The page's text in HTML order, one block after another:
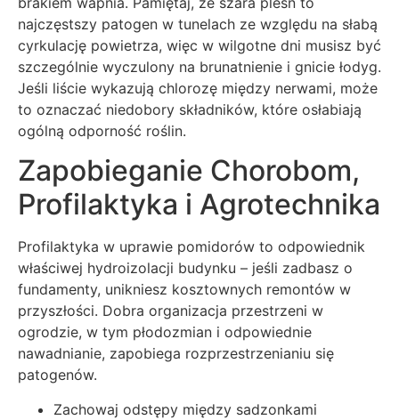
najczęstszy patogen w tunelach ze względu na słabą
cyrkulację powietrza, więc w wilgotne dni musisz być
szczególnie wyczulony na brunatnienie i gnicie łodyg.
Jeśli liście wykazują chlorozę między nerwami, może
to oznaczać niedobory składników, które osłabiają
ogólną odporność roślin.
Zapobieganie Chorobom,
Profilaktyka i Agrotechnika
Profilaktyka w uprawie pomidorów to odpowiednik
właściwej hydroizolacji budynku – jeśli zadbasz o
fundamenty, unikniesz kosztownych remontów w
przyszłości. Dobra organizacja przestrzeni w
ogrodzie, w tym płodozmian i odpowiednie
nawadnianie, zapobiega rozprzestrzenianiu się
patogenów.
Zachowaj odstępy między sadzonkami